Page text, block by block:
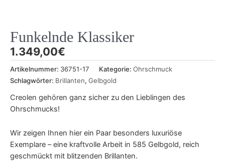
Funkelnde Klassiker
1.349,00€
Artikelnummer: 36751-17 Kategorie: Ohrschmuck
Schlagwörter: Brillanten, Gelbgold
Creolen gehören ganz sicher zu den Lieblingen des
Ohrschmucks!
Wir zeigen Ihnen hier ein Paar besonders luxuriöse
Exemplare – eine kraftvolle Arbeit in 585 Gelbgold, reich
geschmückt mit blitzenden Brillanten.